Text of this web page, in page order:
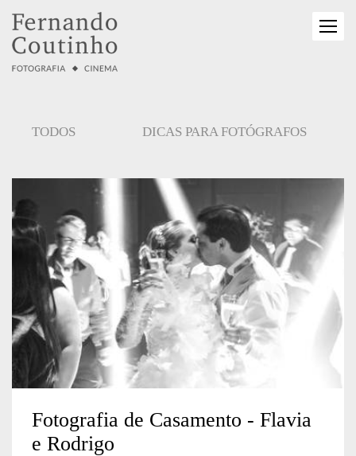
TODOS DICAS PARA FOTÓGRAFOS
Fotografia de Casamento - Flavia
e Rodrigo